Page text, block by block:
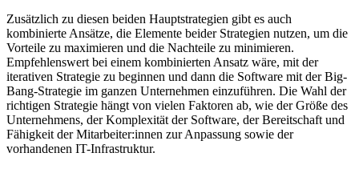
Zusätzlich zu diesen beiden Hauptstrategien gibt es auch
kombinierte Ansätze, die Elemente beider Strategien nutzen, um die
Vorteile zu maximieren und die Nachteile zu minimieren.
Empfehlenswert bei einem kombinierten Ansatz wäre, mit der
iterativen Strategie zu beginnen und dann die Software mit der Big-
Bang-Strategie im ganzen Unternehmen einzuführen. Die Wahl der
richtigen Strategie hängt von vielen Faktoren ab, wie der Größe des
Unternehmens, der Komplexität der Software, der Bereitschaft und
Fähigkeit der Mitarbeiter:innen zur Anpassung sowie der
vorhandenen IT-Infrastruktur.